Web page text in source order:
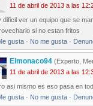
11 de abril de 2013 a las
dificil ver un equipo que se
si no estan fritos
gusta · No me gusta ·
Elmonaco94 (Experto,
11 de abril de 2013 a las
asi mismo es eso pasa en
gusta · No me gusta ·